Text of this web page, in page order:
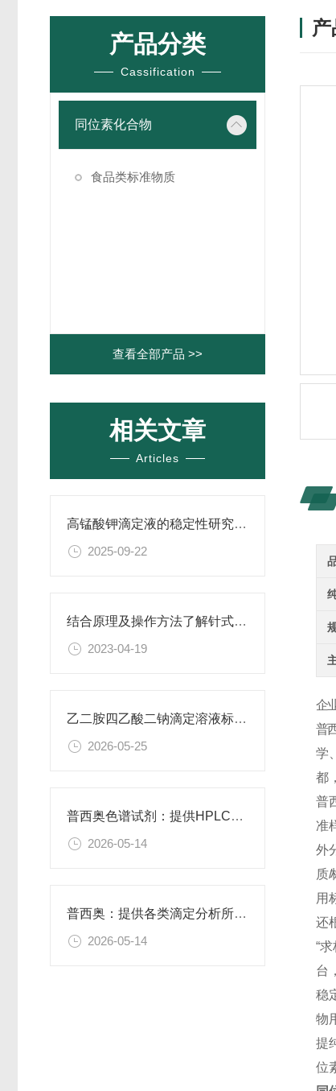
产品分类
Cassification
同位素化合物
食品类标准物质
查看全部产品 >>
相关文章
Articles
高锰酸钾滴定液的稳定性研究与保存条件优化
2025-09-22
结合原理及操作方法了解针式过滤器
2023-04-19
乙二胺四乙酸二钠滴定溶液标准物质的制备与应用指南
2026-05-25
普西奥色谱试剂：提供HPLC级、LC-MS级等多种规格色谱试剂
2026-05-14
普西奥：提供各类滴定分析所需的全系列滴定液
2026-05-14
企
普
学
都
普
准
外
质/
用
还
“
台
稳
物
提
位